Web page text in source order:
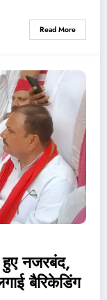
Read More
नजरबंद,
बैरिकेडिंग